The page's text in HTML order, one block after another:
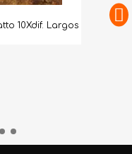
10Xdif. Largos